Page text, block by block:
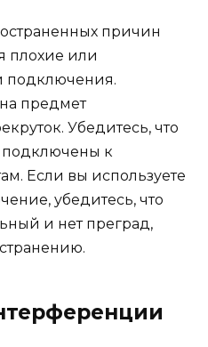
причин
плохие или
подключения.
предмет
Убедитесь, что
подключены к
Если вы используете
убедитесь, что
и нет преград,